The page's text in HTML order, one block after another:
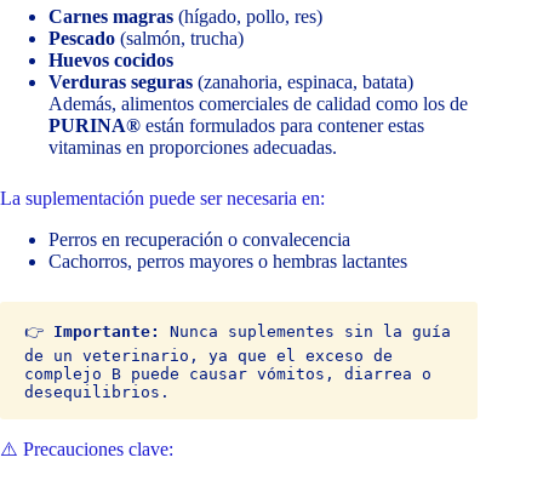
Carnes magras (hígado, pollo, res)
Pescado (salmón, trucha)
Huevos cocidos
Verduras seguras (zanahoria, espinaca, batata)
Además, alimentos comerciales de calidad como los de
PURINA® están formulados para contener estas
vitaminas en proporciones adecuadas.
La suplementación puede ser necesaria en:
Perros en recuperación o convalecencia
Cachorros, perros mayores o hembras lactantes
👉 Importante:
Nunca suplementes sin la guía
de un veterinario, ya que el exceso de
complejo B puede causar vómitos, diarrea o
desequilibrios.
⚠️ Precauciones clave: